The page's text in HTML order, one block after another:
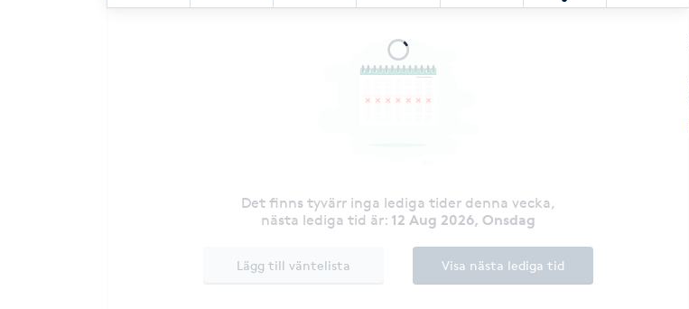
Det finns tyvärr inga lediga tider denna vecka,
nästa lediga tid är: 12 Aug 2026, Onsdag
Lägg till väntelista Visa nästa lediga tid